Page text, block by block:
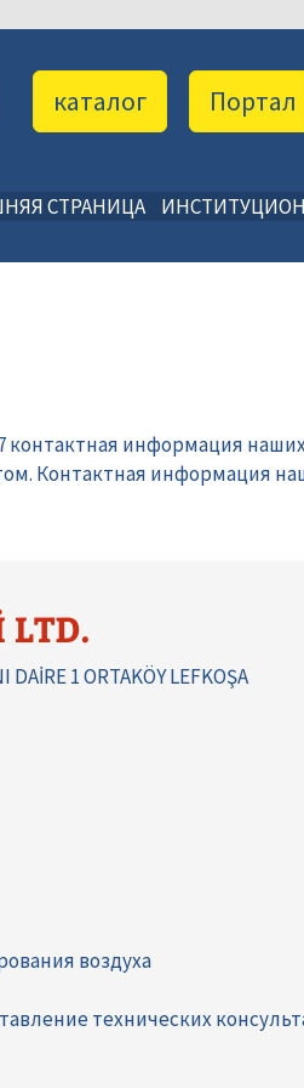
Портал
каталог
СТРАНИЦА
информация
Контактная информация
LTD.
1 ORTAKÖY LEFKOŞA
воздуха
технических